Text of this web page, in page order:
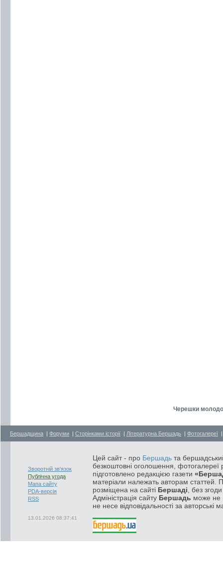
Черешки
Бершадщина | Форуми | Сторінками історії | Літературна Бершадь | Фотогалереї
Зворотній зв'язок
Публічна угода
Мапа сайту
PDA-версія
RSS
13.01.2026 08:37:41
Цей сайт - про Бершадь та
безкоштовні оголошення, фотогалереї
підготовлено редакцією газети
матеріали належать авторам статтей.
розміщена на сайті Бершаді , без
Адміністрація сайту Бершадь може не
не несе відповідальності за авторські